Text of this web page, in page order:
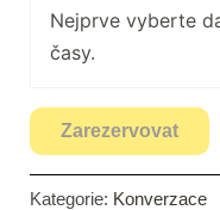
Nejprve vyberte
časy.
Zarezervovat
Kategorie: Konverzace